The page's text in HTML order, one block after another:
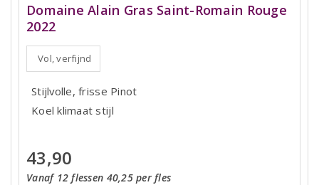
Domaine Alain Gras Saint-Romain Rouge
2022
Vol, verfijnd
Stijlvolle, frisse Pinot
Koel klimaat stijl
43,90
Vanaf 12 flessen 40,25 per fles